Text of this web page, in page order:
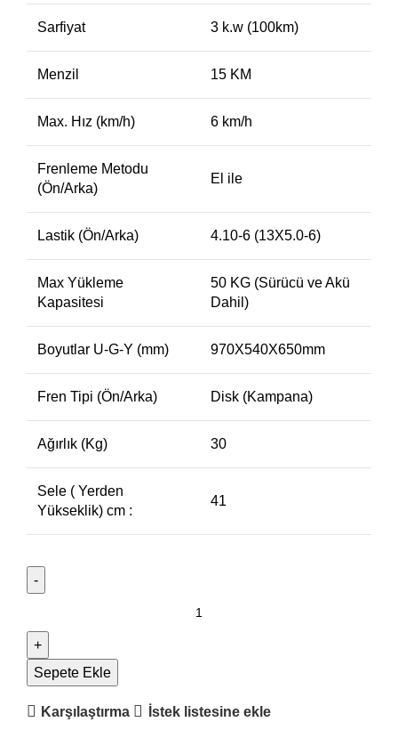
Sarfiyat 3 k.w (100km)
Menzil 15 KM
Max. Hız (km/h) 6 km/h
Frenleme Metodu
(Ön/Arka)
El ile
Lastik (Ön/Arka) 4.10-6 (13X5.0-6)
Max Yükleme
Kapasitesi
50 KG (Sürücü ve Akü
Dahil)
Boyutlar U-G-Y (mm) 970X540X650mm
Fren Tipi (Ön/Arka) Disk (Kampana)
Ağırlık (Kg) 30
Sele ( Yerden
Yükseklik) cm :
41
Sepete Ekle
Karşılaştırma İstek listesine ekle